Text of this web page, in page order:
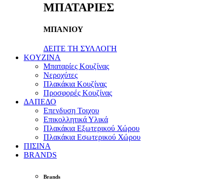
ΜΠΑΤΑΡΙΕΣ
ΜΠΑΝΙΟΥ
ΔΕΙΤΕ ΤΗ ΣΥΛΛΟΓΗ
KOYZINA
Μπαταρίες Κουζίνας
Νεροχύτες
Πλακάκια Κουζίνας
Προσφορές Κουζίνας
ΔΑΠΕΔΟ
Επενδυση Τοιχου
Επικολλητικά Υλικά
Πλακάκια Εξωτερικού Χώρου
Πλακάκια Εσωτερικού Χώρου
ΠΙΣΙΝΑ
BRANDS
Brands